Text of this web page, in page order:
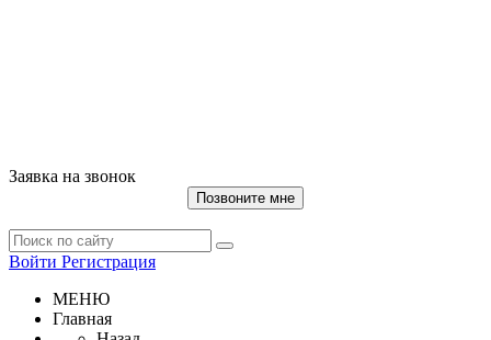
Заявка на звонок
Позвоните мне
Войти Регистрация
МЕНЮ
Главная